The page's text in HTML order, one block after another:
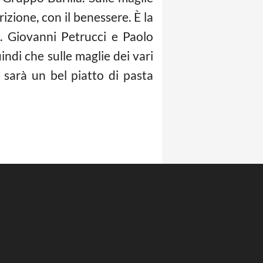
con il benessere. È la
Giovanni Petrucci e Paolo
che sulle maglie dei vari
sarà un bel piatto di pasta